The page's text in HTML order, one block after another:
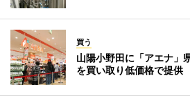
買う
山陽小野田に「アエナ」
を買い取り低価格で提供